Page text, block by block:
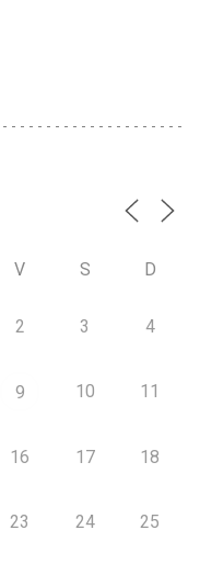
V S D
2 3 4
9 10 11
16 17 18
23 24 25